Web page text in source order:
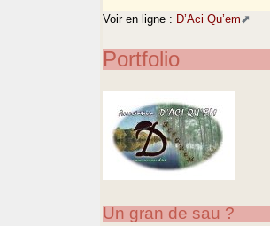
Voir en ligne : D’Aci Qu’em
Portfolio
Un gran de sau ?